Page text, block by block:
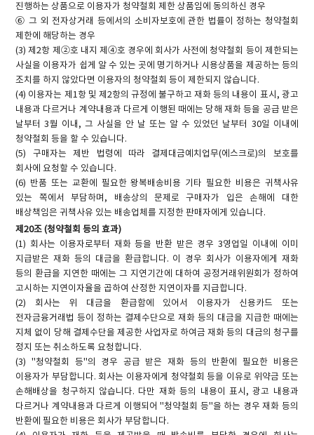
진행하는 상품으로 이용자가 청약철회 제한 상품임에 동의하신 경우
⑥ 그 외 전자상거래 등에서의 소비자보호에 관한 법률이 정하는 청약철회
제한에 해당하는 경우
(3) 제2항 제②호 내지 제④호 경우에 회사가 사전에 청약철회 등이 제한되는
사실을 이용자가 쉽게 알 수 있는 곳에 명기하거나 시용상품을 제공하는 등의
조치를 하지 않았다면 이용자의 청약철회 등이 제한되지 않습니다.
(4) 이용자는 제1항 및 제2항의 규정에 불구하고 재화 등의 내용이 표시, 광고
내용과 다르거나 계약내용과 다르게 이행된 때에는 당해 재화 등을 공급 받은
날부터 3월 이내, 그 사실을 안 날 또는 알 수 있었던 날부터 30일 이내에
청약철회 등을 할 수 있습니다.
(5) 구매자는 제반 법령에 따라 결제대금예치업무(에스크로)의 보호를
회사에 요청할 수 있습니다.
(6) 반품 또는 교환에 필요한 왕복배송비용 기타 필요한 비용은 귀책사유
있는 쪽에서 부담하며, 배송상의 문제로 구매자가 입은 손해에 대한
배상책임은 귀책사유 있는 배송업체를 지정한 판매자에게 있습니다.
제20조 (청약철회 등의 효과)
(1) 회사는 이용자로부터 재화 등을 반환 받은 경우 3영업일 이내에 이미
지급받은 재화 등의 대금을 환급합니다. 이 경우 회사가 이용자에게 재화
등의 환급을 지연한 때에는 그 지연기간에 대하여 공정거래위원회가 정하여
고시하는 지연이자율을 곱하여 산정한 지연이자를 지급합니다.
(2) 회사는 위 대금을 환급함에 있어서 이용자가 신용카드 또는
전자금융거래법 등이 정하는 결제수단으로 재화 등의 대금을 지급한 때에는
지체 없이 당해 결제수단을 제공한 사업자로 하여금 재화 등의 대금의 청구를
정지 또는 취소하도록 요청합니다.
(3) "청약철회 등"의 경우 공급 받은 재화 등의 반환에 필요한 비용은
이용자가 부담합니다. 회사는 이용자에게 청약철회 등을 이유로 위약금 또는
손해배상을 청구하지 않습니다. 다만 재화 등의 내용이 표시, 광고 내용과
다르거나 계약내용과 다르게 이행되어 "청약철회 등"을 하는 경우 재화 등의
반환에 필요한 비용은 회사가 부담합니다.